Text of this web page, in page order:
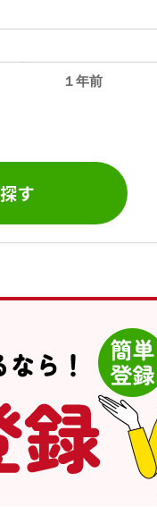
１年前
す